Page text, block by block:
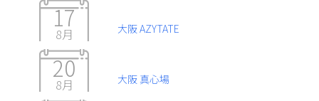
17
8月 大阪 AZYTATE
20
8月 大阪 真心場